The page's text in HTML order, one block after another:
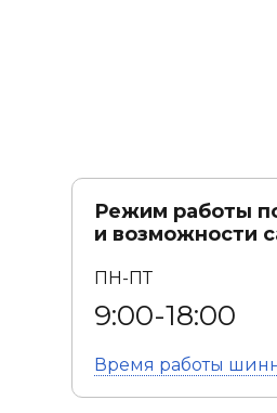
Режим работы
и возможности
ПН-ПТ
9:00-18:00
Время работы